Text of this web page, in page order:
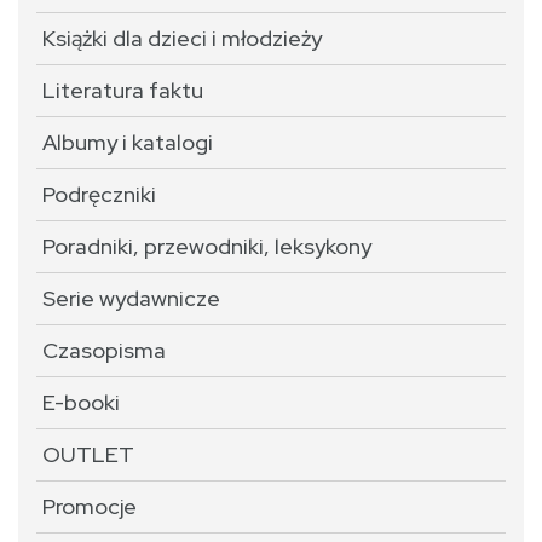
Książki dla dzieci i młodzieży
Literatura faktu
Albumy i katalogi
Podręczniki
Poradniki, przewodniki, leksykony
Serie wydawnicze
Czasopisma
E-booki
OUTLET
Promocje